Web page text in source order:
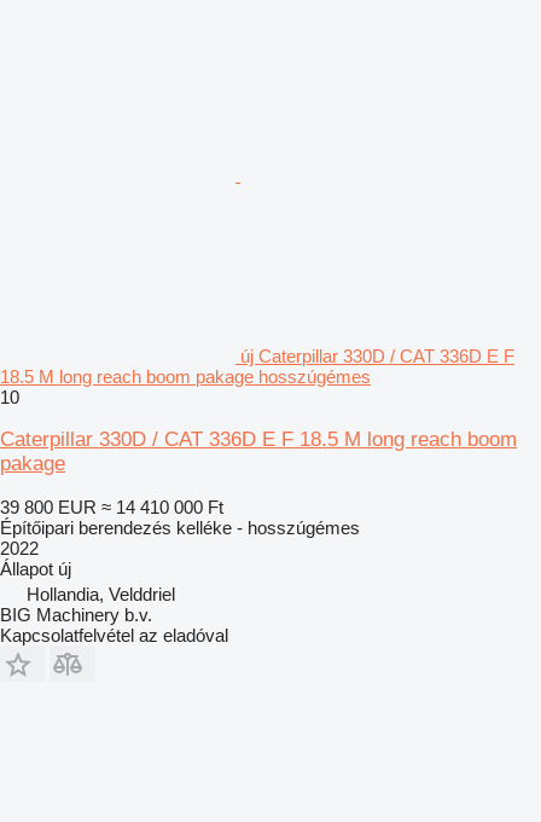
új Caterpillar 330D / CAT 336D E F
18.5 M long reach boom pakage hosszúgémes
10
Caterpillar 330D / CAT 336D E F 18.5 M long reach boom
pakage
39 800 EUR ≈ 14 410 000 Ft
Építőipari berendezés kelléke - hosszúgémes
2022
Állapot új
Hollandia, Velddriel
BIG Machinery b.v.
Kapcsolatfelvétel az eladóval